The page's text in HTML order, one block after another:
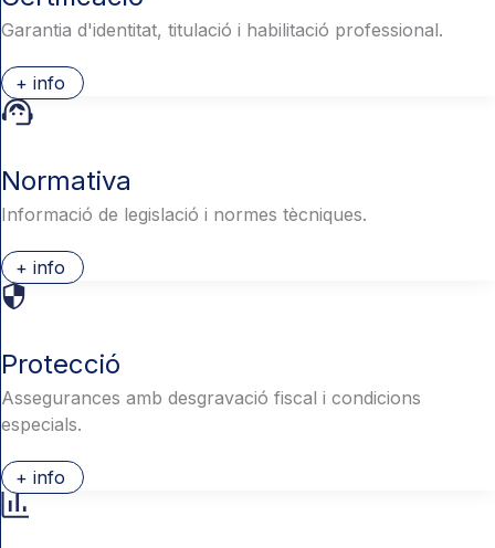
Garantia d'identitat, titulació i habilitació professional.
+ info
Normativa
Informació de legislació i normes tècniques.
+ info
Protecció
Assegurances amb desgravació fiscal i condicions
especials.
+ info